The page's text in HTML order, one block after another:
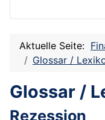
Aktuelle Seite:
Glossar /
Glossar /
Rezession